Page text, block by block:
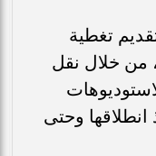
تغطية
من خلال نقل
وحتى